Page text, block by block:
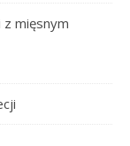
z mięsnym